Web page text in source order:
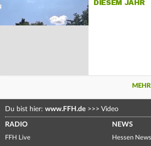
DIESEM JAHR
Du bist hier: www.FFH.de >>> Video
RADIO
FFH Live
NEWS
Hessen News